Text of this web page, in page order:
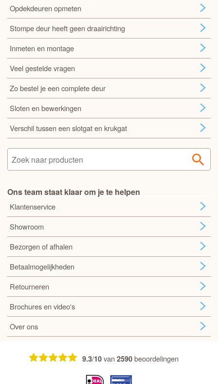
Opdekdeuren opmeten
Stompe deur heeft geen draairichting
Inmeten en montage
Veel gestelde vragen
Zo bestel je een complete deur
Sloten en bewerkingen
Verschil tussen een slotgat en krukgat
Ons team staat klaar om je te helpen
Klantenservice
Showroom
Bezorgen of afhalen
Betaalmogelijkheden
Retourneren
Brochures en video's
Over ons
9.3/10van2590beoordelingen